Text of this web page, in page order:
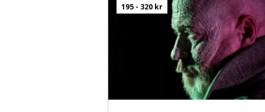
195 - 320 kr